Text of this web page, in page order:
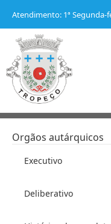
Atendimento: 1ª Segunda-
Autarquia
Orgãos autárquicos
Executivo
Deliberativo